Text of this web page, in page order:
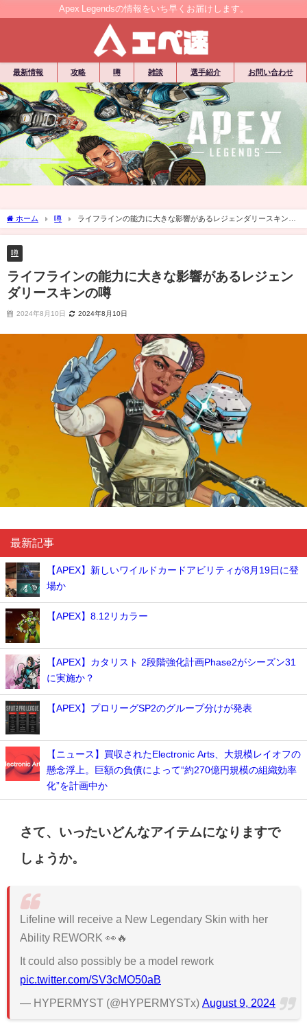
Apex Legendsの情報をいち早くお届けします。
最新情報 攻略 噂 雑談 選手紹介 お問い合わせ
ホーム 噂
ライフラインの能力に大きな影響があるレジェンダリースキンの
噂
噂
ライフラインの能力に大きな影響があるレジェン
ダリースキンの噂
2024年8月10日 2024年8月10日
最新記事
【APEX】新しいワイルドカードアビリティが8月19日に登
場か
【APEX】8.12リカラー
【APEX】カタリスト 2段階強化計画Phase2がシーズン31
に実施か？
【APEX】プロリーグSP2のグループ分けが発表
【ニュース】買収されたElectronic Arts、大規模レイオフの
懸念浮上。巨額の負債によって“約270億円規模の組織効率
化”を計画中か
さて、いったいどんなアイテムになりますで
しょうか。
Lifeline will receive a New Legendary Skin with her
Ability REWORK 👀🔥
It could also possibly be a model rework
pic.twitter.com/SV3cMO50aB
— HYPERMYST (@HYPERMYSTx) August 9, 2024